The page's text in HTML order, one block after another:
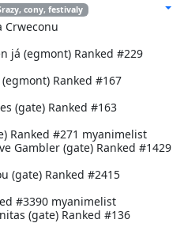
cony, festivaly
Crweconu
já (egmont) Ranked #229
Ranked #167
(gate) Ranked #163
Ranked #271 myanimelist
Gambler (gate) Ranked #1429
(gate) Ranked #2415
#3390 myanimelist
(gate) Ranked #136